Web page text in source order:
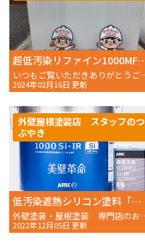
超低汚染リファイン1000MF-IR
いつもご覧いただきあ
2024年02月16日 更新
低汚染遮熱シリコン塗料「超低汚染リファイン1000SiーIR」について
外壁塗装・屋根塗装
2022年12月05日 更新
外壁屋根塗装店 スタッフのつ
ぶやき